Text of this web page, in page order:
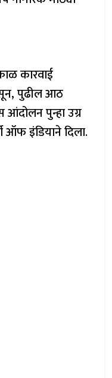
कारवाई
पुढील आठ
पुन्हा उग्र
ऑफ इंडियाने दिला.